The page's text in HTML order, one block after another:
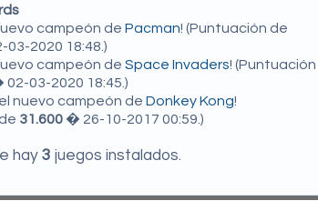
campeón de Pacman! (Puntuación de
03-2020 18:48.)
campeón de Space Invaders! (Puntuación
02-03-2020 18:45.)
nuevo campeón de Donkey Kong!
31.600 � 26-10-2017 00:59.)
hay 3 juegos instalados.